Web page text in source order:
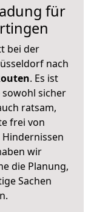
für
bei der
nach
. Es ist
sicher
ratsam,
frei von
wir
die Planung,
Sachen